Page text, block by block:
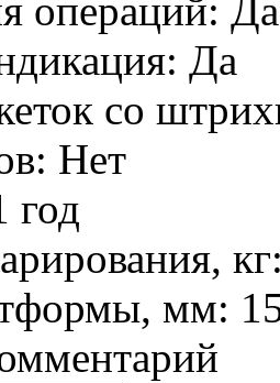
операций: Да
: Да
со
: Нет
год
кг
мм: